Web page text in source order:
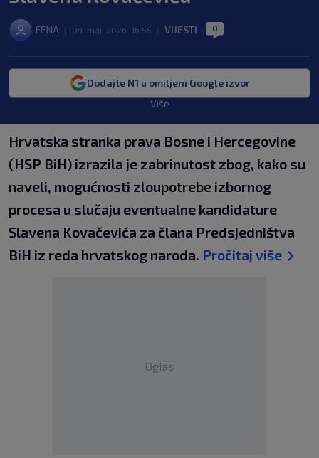
FENA 09. maj. 2026. 16:55 VIJESTI 0
Dodajte N1 u omiljeni Google izvor
Više
Hrvatska stranka prava Bosne i Hercegovine
(HSP BiH) izrazila je zabrinutost zbog, kako su
naveli, mogućnosti zloupotrebe izbornog
procesa u slučaju eventualne kandidature
Slavena Kovačevića za člana Predsjedništva
BiH iz reda hrvatskog naroda. Pročitaj više
Oglas